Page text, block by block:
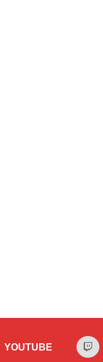
YOUTUBE